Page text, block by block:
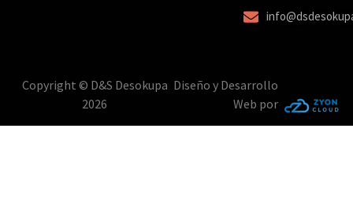
Copyright © D&S Desokupa
2026
Diseño y Desarrollo
Web por